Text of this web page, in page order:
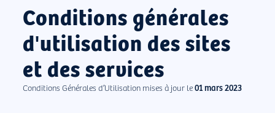
Conditions générales
d'utilisation des sites
et des services
Conditions Générales d’Utilisation mises à jour le01 mars 2023